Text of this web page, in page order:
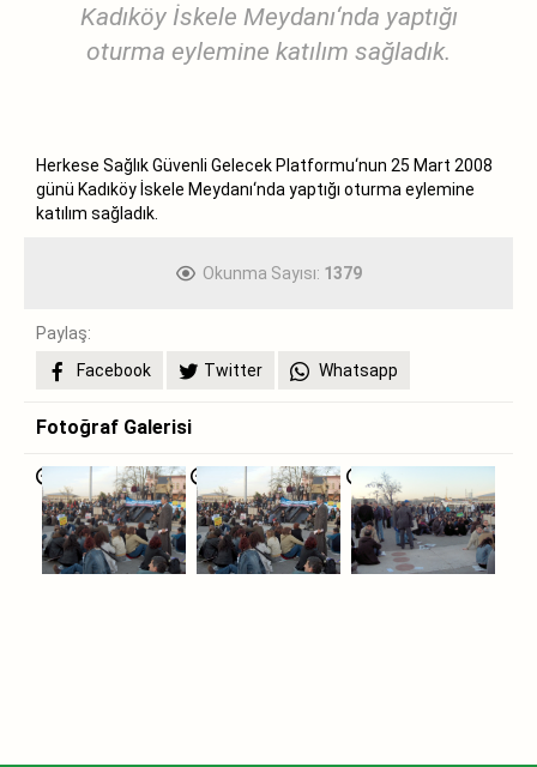
Kadıköy İskele Meydanı‘nda yaptığı
oturma eylemine katılım sağladık.
Herkese Sağlık Güvenli Gelecek Platformu‘nun 25 Mart 2008
günü Kadıköy İskele Meydanı‘nda yaptığı oturma eylemine
katılım sağladık.
Okunma Sayısı: 1379
Paylaş:
Facebook
Twitter Whatsapp
Fotoğraf Galerisi